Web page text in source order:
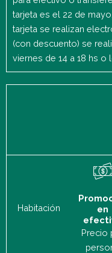
tarjeta es el 22 de
tarjeta se realizan
(con descuento) se
viernes de 14 a 18 hs o
Habitación
en
Precio